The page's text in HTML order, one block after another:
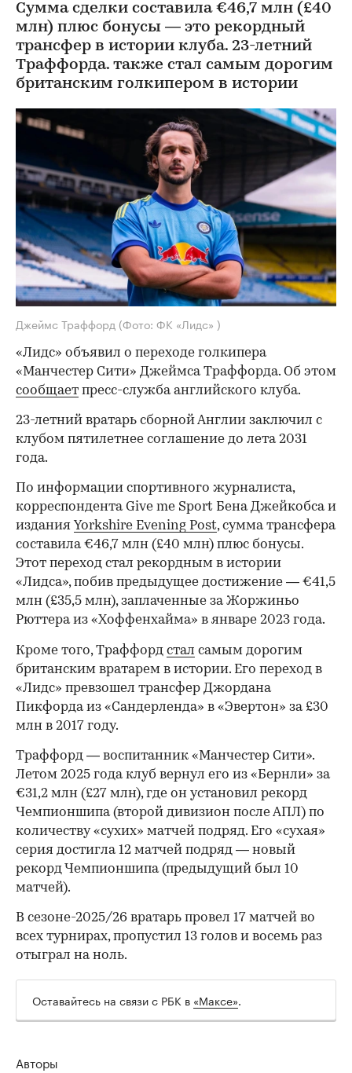
Сумма сделки составила €46,7 млн (£40
млн) плюс бонусы — это рекордный
трансфер в истории клуба. 23-летний
Траффорда. также стал самым дорогим
британским голкипером в истории
Джеймс Траффорд (Фото: ФК «Лидс» )
«Лидс» объявил о переходе голкипера
«Манчестер Сити» Джеймса Траффорда. Об этом
сообщает пресс-служба английского клуба.
23-летний вратарь сборной Англии заключил с
клубом пятилетнее соглашение до лета 2031
года.
По информации спортивного журналиста,
корреспондента Give me Sport Бена Джейкобса и
издания Yorkshire Evening Post, сумма трансфера
составила €46,7 млн (£40 млн) плюс бонусы.
Этот переход стал рекордным в истории
«Лидса», побив предыдущее достижение — €41,5
млн (£35,5 млн), заплаченные за Жоржиньо
Рюттера из «Хоффенхайма» в январе 2023 года.
00:00
Кроме того, Траффорд стал самым дорогим
британским вратарем в истории. Его переход в
«Лидс» превзошел трансфер Джордана
Пикфорда из «Сандерленда» в «Эвертон» за £30
млн в 2017 году.
Траффорд — воспитанник «Манчестер Сити».
Летом 2025 года клуб вернул его из «Бернли» за
€31,2 млн (£27 млн), где он установил рекорд
Чемпионшипа (второй дивизион после АПЛ) по
количеству «сухих» матчей подряд. Его «сухая»
серия достигла 12 матчей подряд — новый
рекорд Чемпионшипа (предыдущий был 10
матчей).
В сезоне-2025/26 вратарь провел 17 матчей во
всех турнирах, пропустил 13 голов и восемь раз
отыграл на ноль.
Оставайтесь на связи с РБК в «Максе».
Авторы